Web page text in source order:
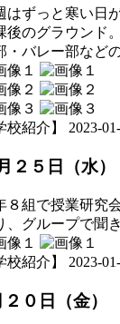
はずっと寒い日
後のグラウンド
・バレー部など
校紹介】 2023-
２５日（水
８組で授業研究
、グループで聞
校紹介】 2023-
２０日（金）